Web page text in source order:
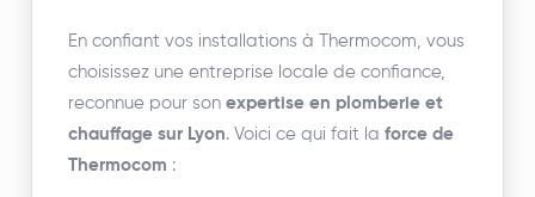
En confiant vos installations à Thermocom, vous
choisissez une entreprise locale de confiance,
reconnue pour sonexpertise en plomberie et
chauffage sur Lyon. Voici ce qui fait laforce de
Thermocom :